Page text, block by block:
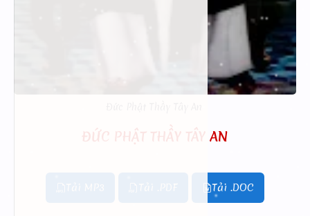
ĐỨC PHẬT THẦY TÂY AN
Tải .DOC